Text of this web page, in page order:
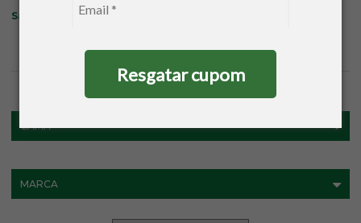
Resgatar cupom
Sacaria Cama Lençol Avulso
FILTROS
MARCA
CAMA